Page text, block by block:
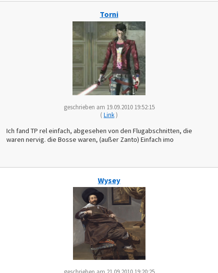
Torni
geschrieben am 19.09.2010 19:52:15
(Link)
Ich fand TP rel einfach, abgesehen von den Flugabschnitten, die
waren nervig. die Bosse waren, (außer Zanto) Einfach imo
Wysey